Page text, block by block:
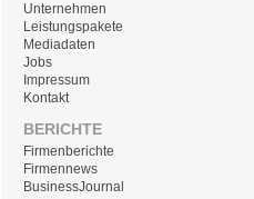
Unternehmen
Leistungspakete
Mediadaten
Jobs
Impressum
Kontakt
BERICHTE
Firmenberichte
Firmennews
BusinessJournal